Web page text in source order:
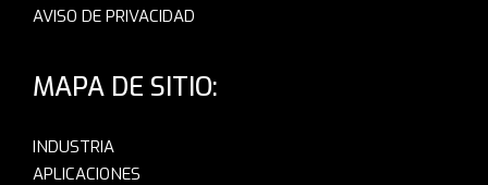
AVISO DE PRIVACIDAD
MAPA DE SITIO:
INDUSTRIA
APLICACIONES